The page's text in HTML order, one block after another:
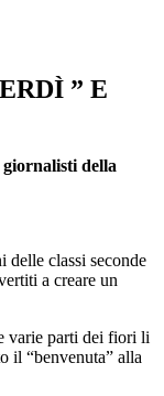
” E
della
delle classi seconde
a creare un
varie parti dei fiori li
il “benvenuta” alla